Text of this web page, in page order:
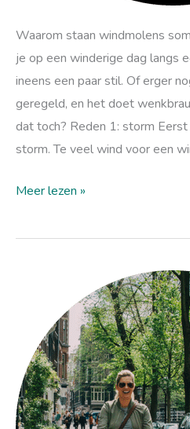
Waarom staan windmolens
je op een winderige dag langs
ineens een paar stil. Of erger
geregeld, en het doet
dat toch? Reden 1: storm
storm. Te veel wind voor een
Meer lezen »
levensstijlkeuzes
jouw
ecologische
voetafdruk